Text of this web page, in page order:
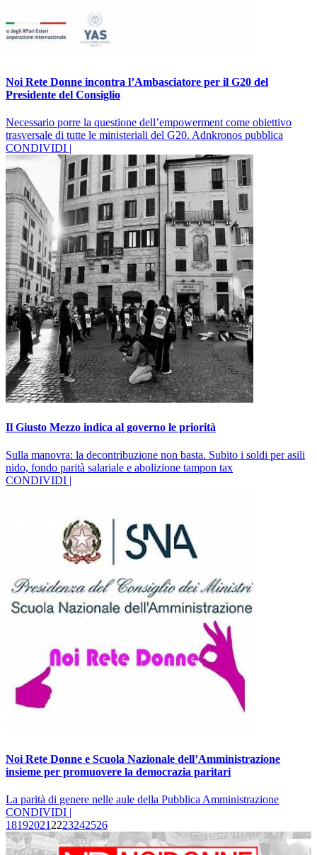
Noi Rete Donne incontra l’Ambasciatore per il G20 del
Presidente del Consiglio
Necessario porre la questione dell’empowerment come obiettivo
trasversale di tutte le ministeriali del G20. Adnkronos pubblica
CONDIVIDI |
Il Giusto Mezzo indica al governo le priorità
Sulla manovra: la decontribuzione non basta. Subito i soldi per asili
nido, fondo parità salariale e abolizione tampon tax
CONDIVIDI |
Noi Rete Donne e Scuola Nazionale dell’Amministrazione
insieme per promuovere la democrazia paritari
La parità di genere nelle aule della Pubblica Amministrazione
CONDIVIDI |
18192021 2223242526